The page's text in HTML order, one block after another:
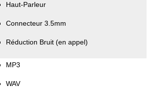
Haut-Parleur
Connecteur 3.5mm
Réduction Bruit (en appel)
MP3
WAV